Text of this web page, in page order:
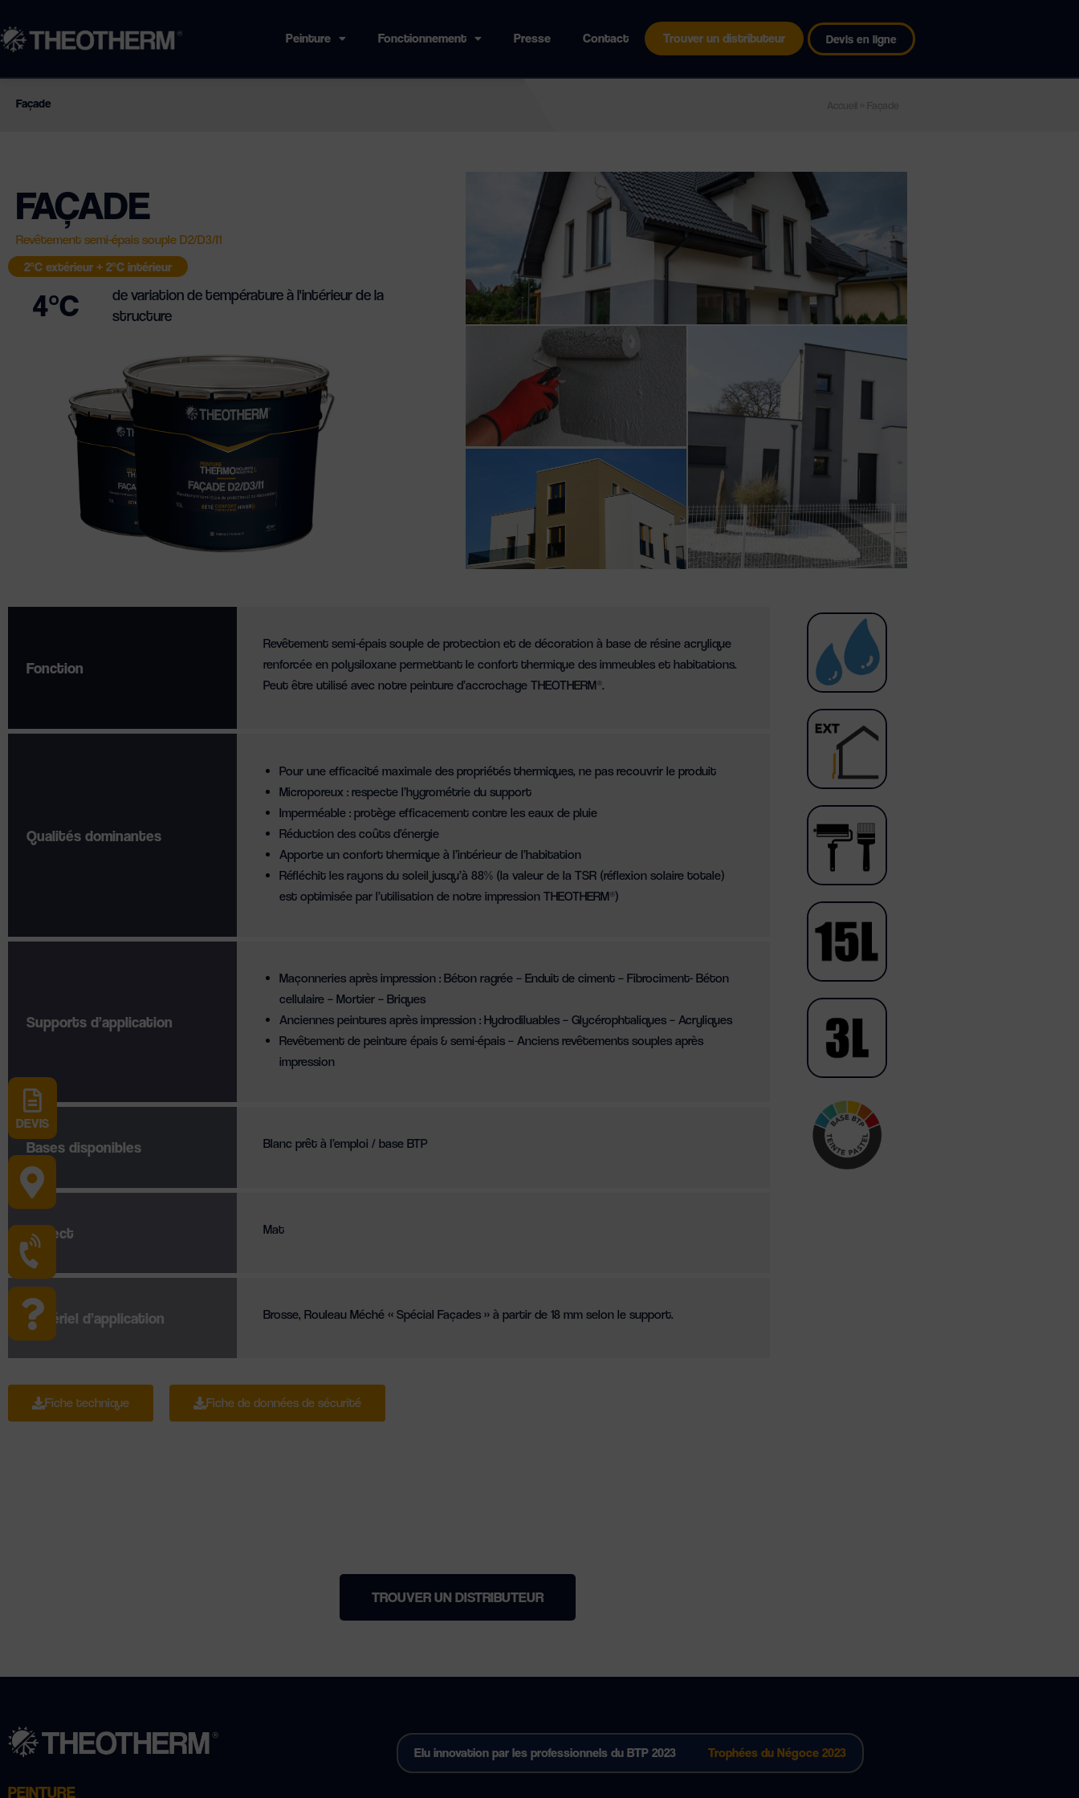
au
contenu
Peinture Fonctionnement Presse Contact Trouver un distributeur Devis en ligne
Façade
FAÇADE
Revêtement semi-épais souple D2/D3/I1
2°C extérieur + 2°C intérieur
4°C
de variation de température à l'intérieur de la
structure
Fonction
Revêtement semi-épais souple de protection et de décoration à base de résine acrylique
renforcée en polysiloxane permettant le confort thermique des immeubles et habitations.
Peut être utilisé avec notre peinture d’accrochage THEOTHERM®.
Qualités dominantes
Pour une efficacité maximale des propriétés thermiques, ne pas recouvrir le produit
Microporeux : respecte l’hygrométrie du support
Imperméable : protège efficacement contre les eaux de pluie
Réduction des coûts d’énergie
Apporte un confort thermique à l’intérieur de l’habitation
Réfléchit les rayons du soleil jusqu’à 88% (la valeur de la TSR (réflexion solaire totale)
est optimisée par l’utilisation de notre impression THEOTHERM®)
Supports d’application
Maçonneries après impression : Béton ragrée – Enduit de ciment – Fibrociment- Béton
cellulaire – Mortier – Briques
Anciennes peintures après impression : Hydrodiluables – Glycérophtaliques – Acryliques
Revêtement de peinture épais & semi-épais – Anciens revêtements souples après
impression
Bases disponibles Blanc prêt à l’emploi / base BTP
Aspect Mat
Matériel d’application Brosse, Rouleau Méché « Spécial Façades » à partir de 18 mm selon le support.
Fiche technique Fiche de données de sécurité
TROUVER UN DISTRIBUTEUR
PEINTURE
DEVIS
Elu innovation par les professionnels du BTP 2023 Trophées du Négoce 2023